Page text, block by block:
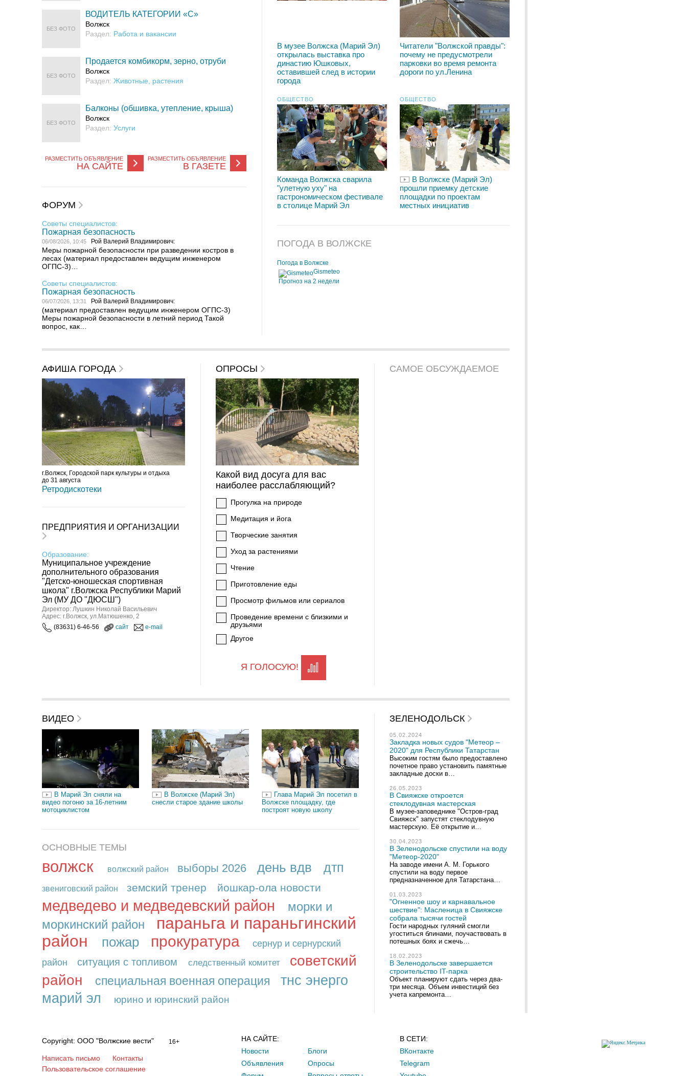
ВОДИТЕЛЬ КАТЕГОРИИ «C»
Волжск
Раздел: Работа и вакансии
БЕЗ ФОТО
Продается комбикорм, зерно, отруби
Волжск
Раздел: Животные, растения
БЕЗ ФОТО
Балконы (обшивка, утепление, крыша)
Волжск
Раздел: Услуги
БЕЗ ФОТО
РАЗМЕСТИТЬ ОБЪЯВЛЕНИЕ
НА САЙТЕ
РАЗМЕСТИТЬ ОБЪЯВЛЕНИЕ
В ГАЗЕТЕ
ФОРУМ
Советы специалистов:
Пожарная безопасность
06/08/2026, 10:45 Рой Валерий Владимирович:
Меры пожарной безопасности при разведении костров в
лесах (материал предоставлен ведущим инженером
ОГПС-3)…
Советы специалистов:
Пожарная безопасность
06/07/2026, 13:31 Рой Валерий Владимирович:
(материал предоставлен ведущим инженером ОГПС-3)
Меры пожарной безопасности в летний период Такой
вопрос, как…
В музее Волжска (Марий Эл)
открылась выставка про
династию Юшковых,
оставившей след в истории
города
Читатели "Волжской правды":
почему не предусмотрели
парковки во время ремонта
дороги по ул.Ленина
ОБЩЕСТВО
Команда Волжска сварила
"улетную уху" на
гастрономическом фестивале
в столице Марий Эл
ОБЩЕСТВО
В Волжске (Марий Эл)
прошли приемку детские
площадки по проектам
местных инициатив
ПОГОДА В ВОЛЖСКЕ
Погода в Волжске
Gismeteo
Прогноз на 2 недели
АФИША ГОРОДА
г.Волжск, Городской парк культуры и отдыха
до 31 августа
Ретродискотеки
ПРЕДПРИЯТИЯ И ОРГАНИЗАЦИИ
Образование:
Муниципальное учреждение
дополнительного образования
"Детско-юношеская спортивная
школа" г.Волжска Республики Марий
Эл (МУ ДО "ДЮСШ")
Директор: Лушкин Николай Васильевич
Адрес: г.Волжск, ул.Матюшенко, 2
(83631) 6-46-56
сайт e-mail
ОПРОСЫ
Какой вид досуга для вас
наиболее расслабляющий?
Прогулка на природе
Медитация и йога
Творческие занятия
Уход за растениями
Чтение
Приготовление еды
Просмотр фильмов или сериалов
Проведение времени с близкими и
друзьями
Другое
Я ГОЛОСУЮ!
САМОЕ ОБСУЖДАЕМОЕ
ВИДЕО
В Марий Эл сняли на
видео погоню за 16-летним
мотоциклистом
В Волжске (Марий Эл)
снесли старое здание школы
Глава Марий Эл посетил в
Волжске площадку, где
построят новую школу
ОСНОВНЫЕ ТЕМЫ
волжск волжский район выборы 2026 день вдв дтп
звениговский район земский тренер йошкар-ола новости
медведево и медведевский район
морки и
моркинский район
параньга и параньгинский
район
пожар прокуратура
сернур и сернурский
район
ситуация с топливом следственный комитет
советский
район
специальная военная операция
тнс энерго
марий эл
юрино и юринский район
ЗЕЛЕНОДОЛЬСК
05.02.2024
Закладка новых судов "Метеор –
2020" для Республики Татарстан
Высоким гостям было предоставлено
почетное право установить памятные
закладные доски в…
26.05.2023
В Свияжске откроется
стеклодувная мастерская
В музее-заповеднике "Остров-град
Свияжск" запустят стеклодувную
мастерскую. Её открытие и…
30.04.2023
В Зеленодольске спустили на воду
"Метеор-2020"
На заводе имени А. М. Горького
спустили на воду первое
предназначенное для Татарстана…
01.03.2023
"Огненное шоу и карнавальное
шествие": Масленица в Свияжске
собрала тысячи гостей
Гости народных гуляний смогли
угоститься блинами, поучаствовать в
потешных боях и сжечь…
18.02.2023
В Зеленодольске завершается
строительство IT-парка
Объект планируют сдать через два-
три месяца. Объем инвестиций без
учета капремонта…
Copyright: ООО "Волжские вести" 16+
Написать письмо
Контакты
Пользовательское соглашение
НА САЙТЕ:
Новости
Объявления
Блоги
Опросы
В СЕТИ:
ВКонтакте
Telegram